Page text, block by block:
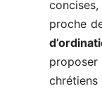
proche
chrétiens